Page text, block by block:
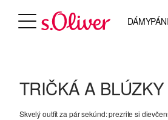
DÁMYPÁNI
TRIČKÁ A BLÚZKY
Skvelý outfit za pár sekúnd: prezrite si